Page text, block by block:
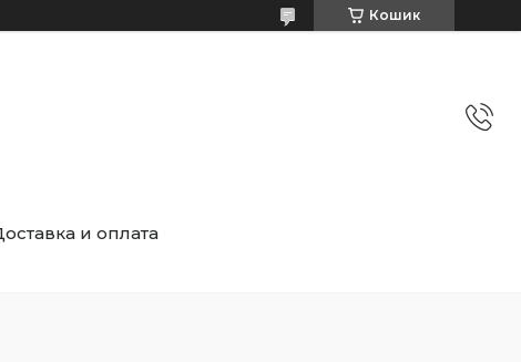
Кошик
и оплата